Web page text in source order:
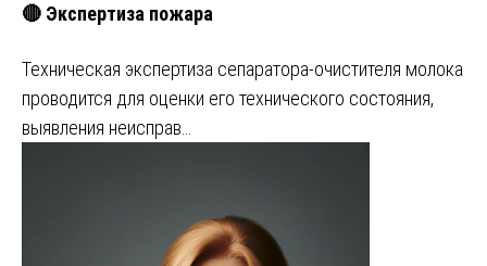
🔴 Экспертиза пожара
Техническая экспертиза сепаратора-очистителя молока
проводится для оценки его технического состояния,
выявления неисправ…